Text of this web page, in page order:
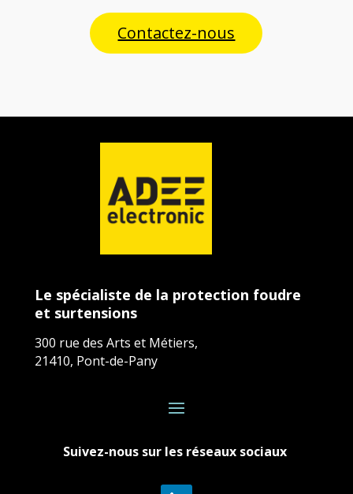
Contactez-nous
Le spécialiste de la protection foudre
et surtensions
300 rue des Arts et Métiers,
21410, Pont-de-Pany
Suivez-nous sur les réseaux sociaux